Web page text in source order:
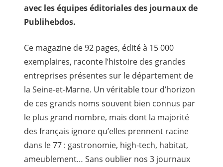
avec les équipes éditoriales des journaux de
Publihebdos.
Ce magazine de 92 pages, édité à 15 000
exemplaires, raconte l’histoire des grandes
entreprises présentes sur le département de
la Seine-et-Marne. Un véritable tour d’horizon
de ces grands noms souvent bien connus par
le plus grand nombre, mais dont la majorité
des français ignore qu’elles prennent racine
dans le 77 : gastronomie, high-tech, habitat,
ameublement… Sans oublier nos 3 journaux